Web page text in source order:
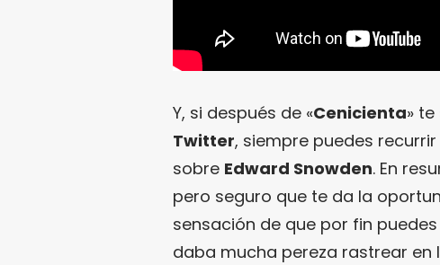
Y, si después de «Cenicienta»
Twitter, siempre puedes recurrir
sobre Edward Snowden. En
pero seguro que te da la
sensación de que por fin
daba mucha pereza rastrear en